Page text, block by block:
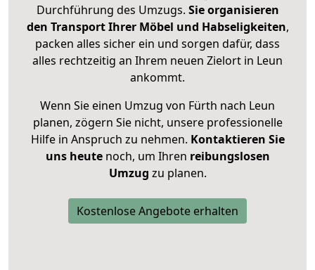
Durchführung des Umzugs. Sie organisieren
den Transport Ihrer Möbel und Habseligkeiten,
packen alles sicher ein und sorgen dafür, dass
alles rechtzeitig an Ihrem neuen Zielort in Leun
ankommt.
Wenn Sie einen Umzug von Fürth nach Leun
planen, zögern Sie nicht, unsere professionelle
Hilfe in Anspruch zu nehmen. Kontaktieren Sie
uns heutenoch, um Ihren reibungslosen
Umzug zu planen.
Kostenlose Angebote erhalten